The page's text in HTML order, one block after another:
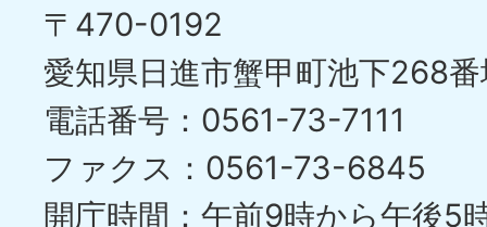
〒470-0192
愛知県日進市蟹甲町池下268
電話番号：0561-73-7111
ファクス：0561-73-6845
開庁時間：午前9時から午後5